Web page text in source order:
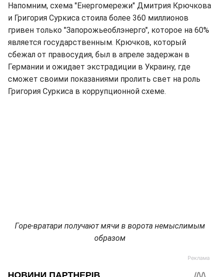
Напомним, схема "Енергомережи" Дмитрия Крючкова
и Григория Суркиса стоила более 360 миллионов
гривен только "Запорожьеоблэнерго", которое на 60%
является государственным. Крючков, который
сбежал от правосудия, был в апреле задержан в
Германии и ожидает экстрадиции в Украину, где
сможет своими показаниями пролить свет на роль
Григория Суркиса в коррупционной схеме.
Горе-вратари получают мячи в ворота немыслимым
образом